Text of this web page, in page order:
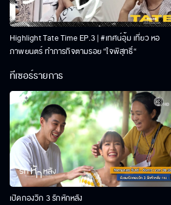
Highlight Tate Time EP.3 | #เทศน์อุ้ม เที่ยว หอ
ภาพยนตร์ ทำภารกิจตามรอย “ใจพิสุทธิ์“
ทีเซอร์รายการ
เปิดกองวิก 3 รักหักหลัง